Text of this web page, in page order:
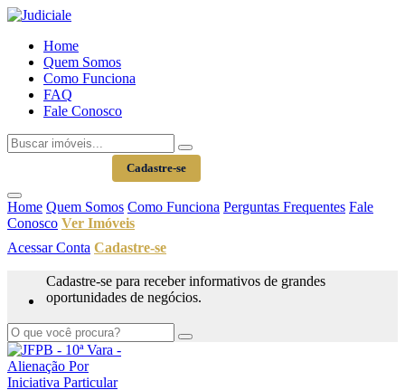
Home
Quem Somos
Como Funciona
FAQ
Fale Conosco
Cadastre-se
Home Quem Somos Como Funciona Perguntas Frequentes Fale
Conosco Ver Imóveis
Acessar Conta Cadastre-se
Cadastre-se para receber informativos de grandes
oportunidades de negócios.